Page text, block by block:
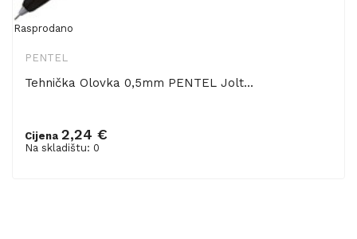
Rasprodano
PENTEL
Tehnička Olovka 0,5mm PENTEL Jolt...
Cijena 2,24 €
Na skladištu: 0